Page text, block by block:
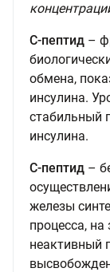
С-пептид –
обмена,
инсулина.
стабильный
инсулина.
С-пептид –
железы
процесса,
неактивный